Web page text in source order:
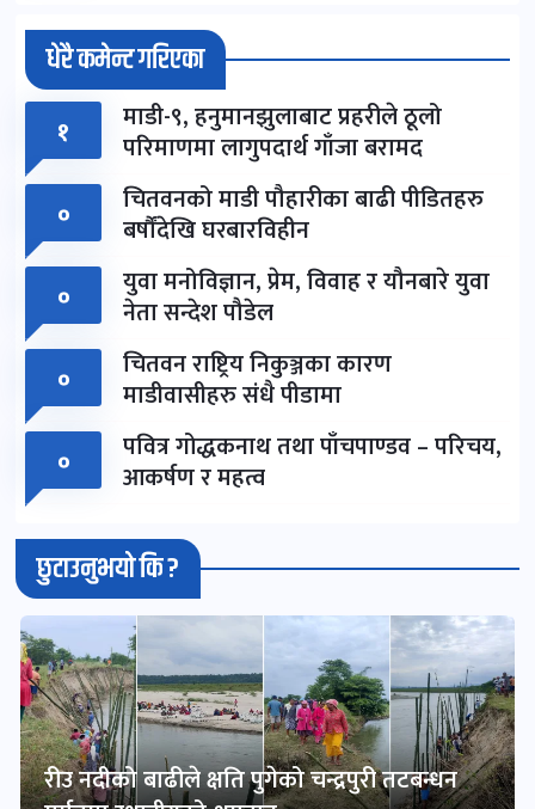
धेरै कमेन्ट गरिएका
१ माडी-९, हनुमानझुलाबाट प्रहरीले ठूलो
परिमाणमा लागुपदार्थ गाँजा बरामद
०
चितवनको माडी पौहारीका बाढी पीडितहरु
बर्षौंदेखि घरबारविहीन
०
युवा मनोविज्ञान, प्रेम, विवाह र यौनबारे युवा
नेता सन्देश पौडेल
०
चितवन राष्ट्रिय निकुञ्जका कारण
माडीवासीहरु संधै पीडामा
०
पवित्र गोद्धकनाथ तथा पाँचपाण्डव – परिचय,
आकर्षण र महत्व
छुटाउनुभयो कि ?
रीउ नदीको बाढीले क्षति पुगेको चन्द्रपुरी तटबन्धन